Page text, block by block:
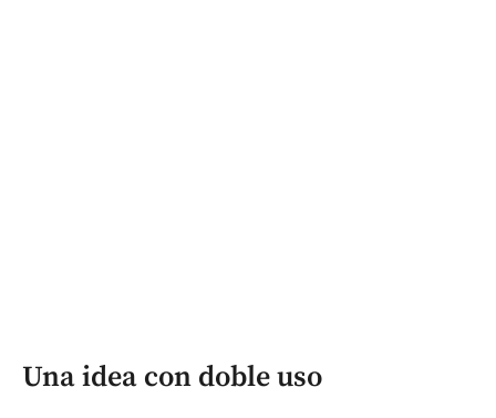
Una idea con doble uso